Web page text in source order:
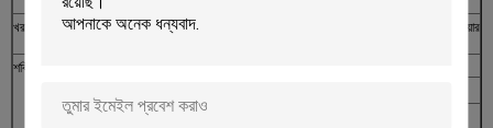
খরচ
সাপোর্ট টাইম সেটআপ স্টার্টআপ / শাটডাউন, বিলম্বিত পাওয়ার
শক্তি এবং খরচ
পাওয়ার অফ সুরক্ষা